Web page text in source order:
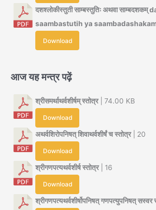
दशश्लोकीस्तुती साम्बस्तुतिः अथवा
saambastutih ya
Download
आज यह मन्त्र पढ़ें
श्रीसमर्थाथर्वशीर्षम् स्तोत्र| 74.00 KB
Download
अथर्वशिरोपनिषत् शिवाथर्वशीर्षं च स्तोत्र| 20
Download
श्रीगणपत्यथर्वशीर्ष स्तोत्र| 16
Download
श्रीगणपत्यथर्वशीर्षोपनिषत् गणपत्युपनिषत् सस्वर